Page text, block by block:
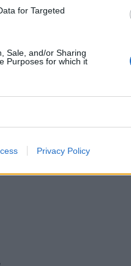
for Targeted
Sale, and/or Sharing
Purposes for which it
Privacy Policy
και η έγκαιρη